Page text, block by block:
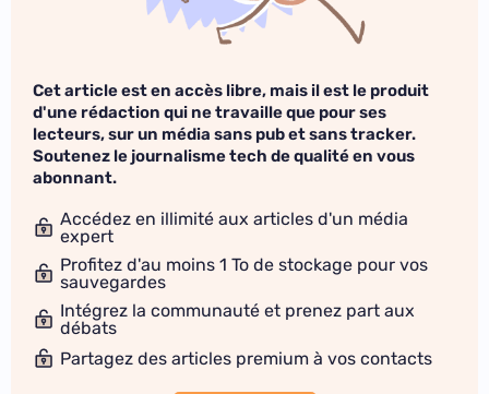
Cet article est en accès libre, mais il est le produit
d'une rédaction qui ne travaille que pour ses
lecteurs, sur un média sans pub et sans tracker.
Soutenez le journalisme tech de qualité en vous
abonnant.
Accédez en illimité aux articles d'un média
expert
Profitez d'au moins 1 To de stockage pour vos
sauvegardes
Intégrez la communauté et prenez part aux
débats
Partagez des articles premium à vos contacts